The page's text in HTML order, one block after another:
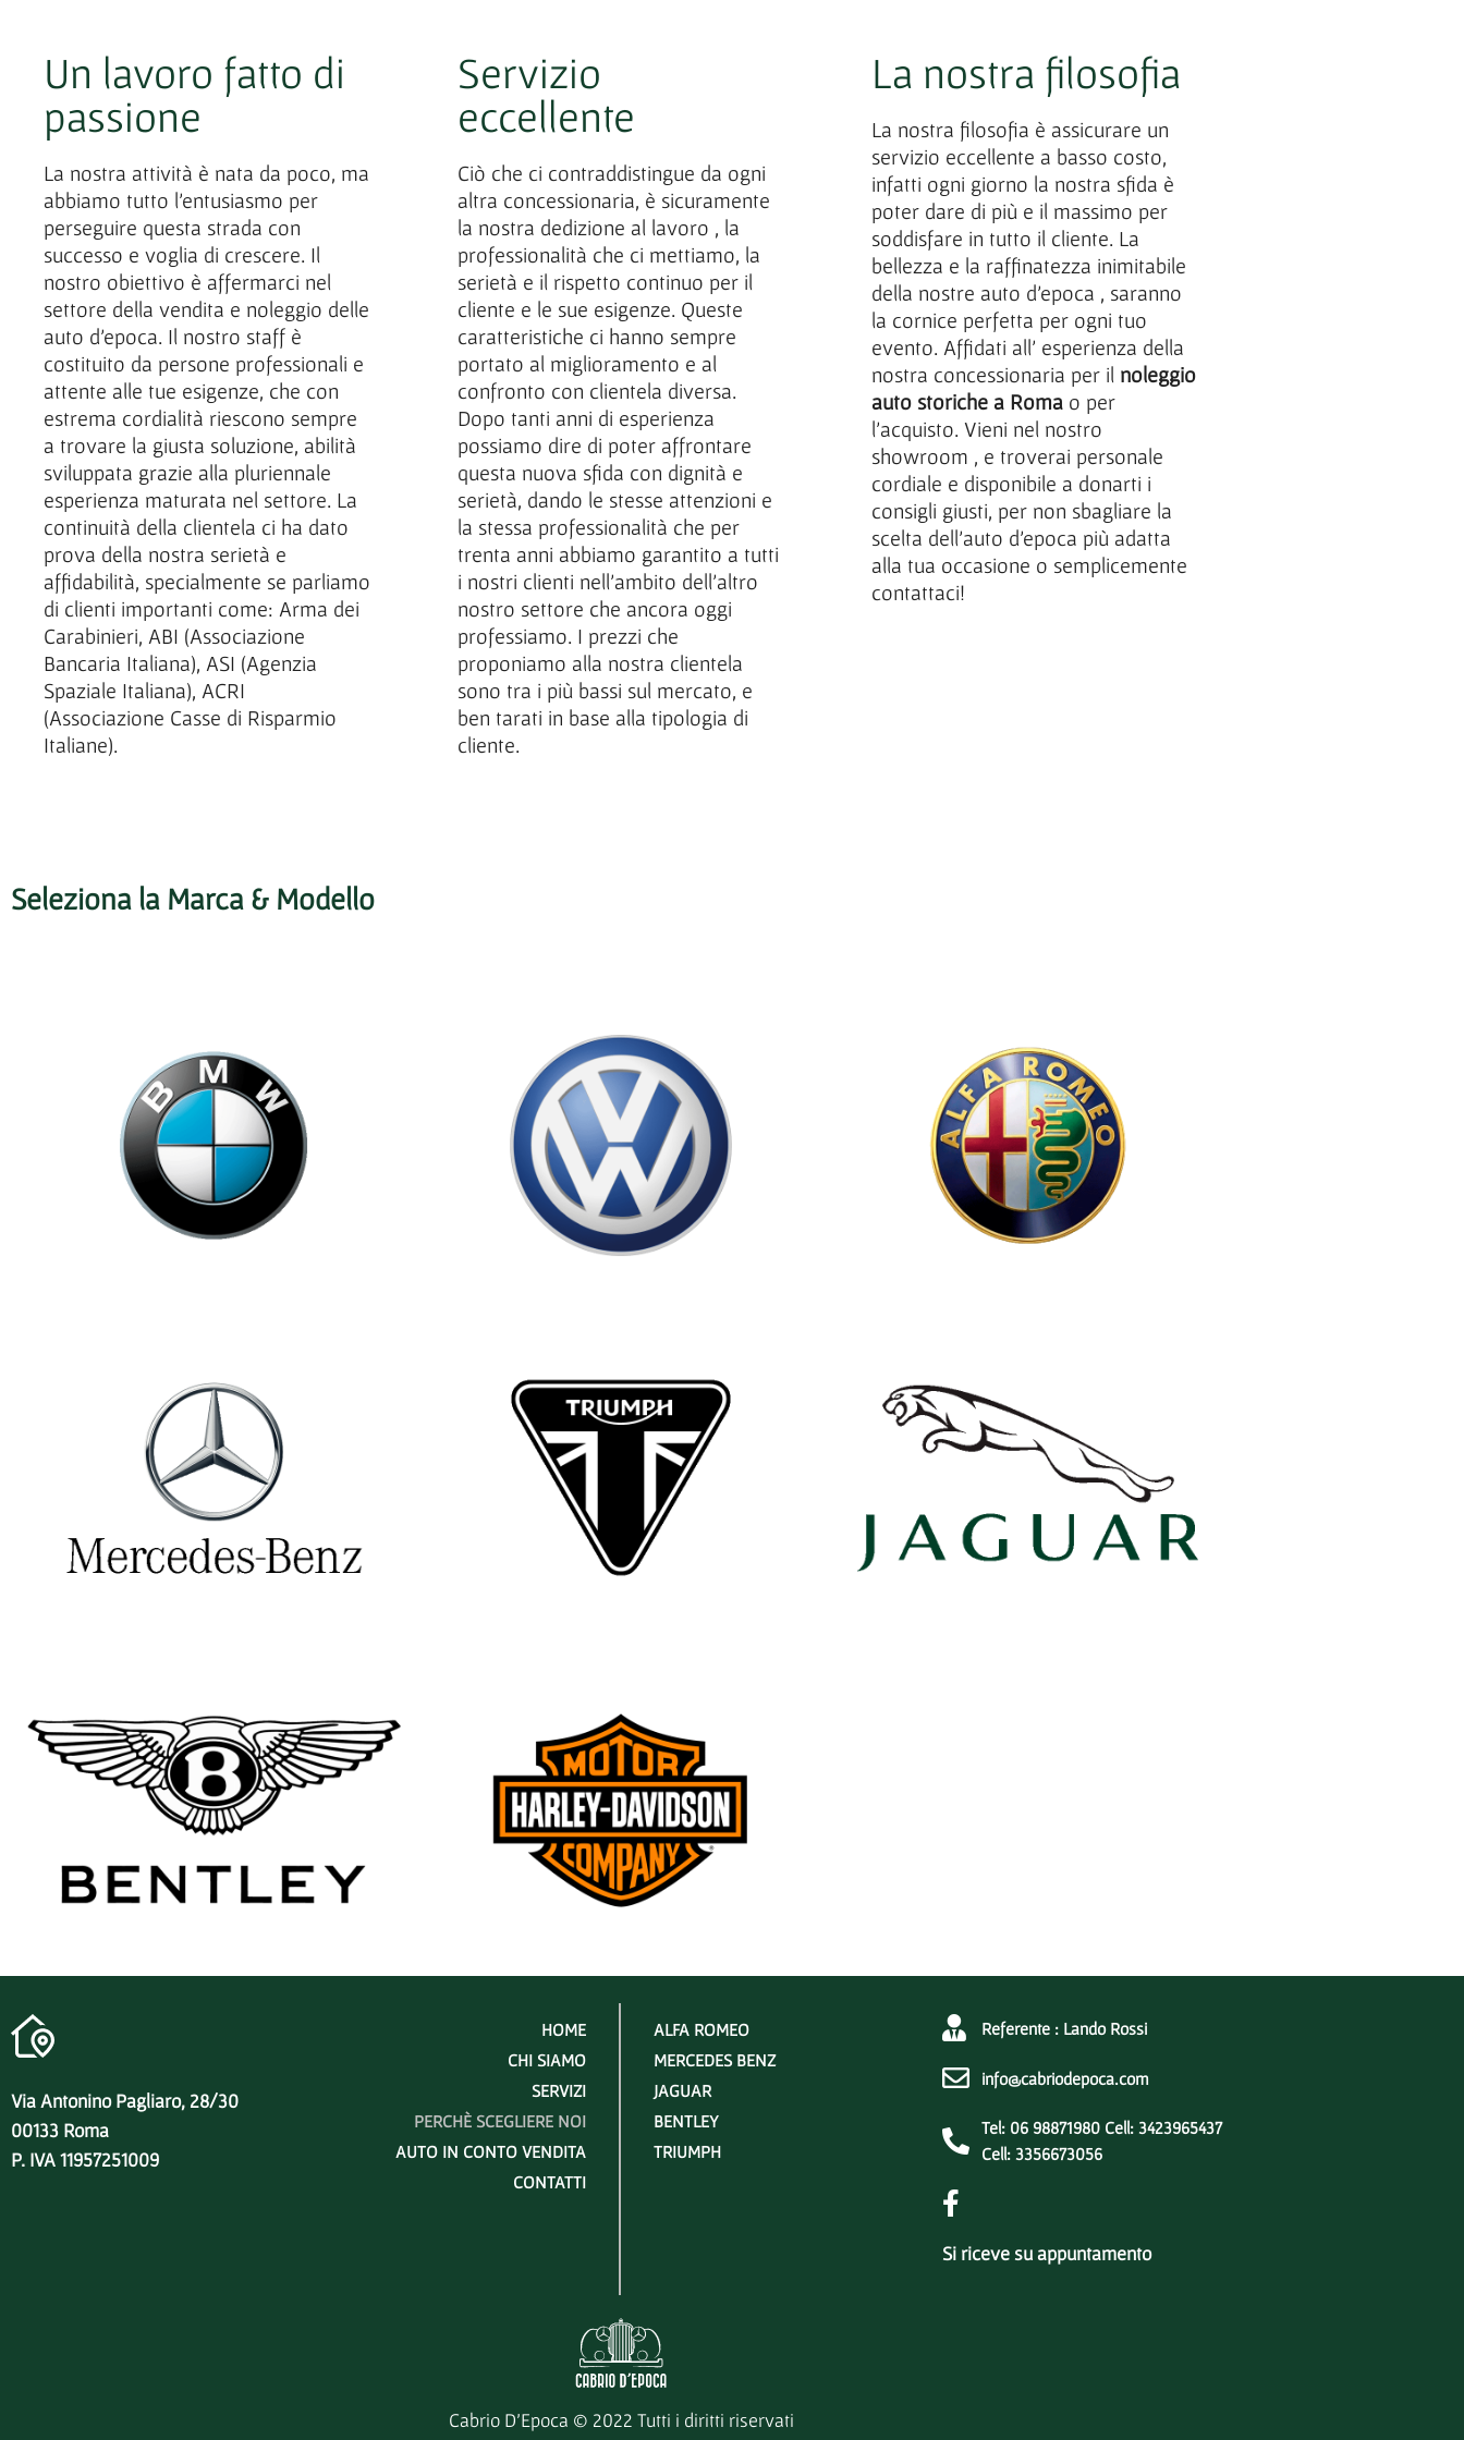
Un lavoro fatto di
passione
La nostra attività è nata da poco, ma
abbiamo tutto l’entusiasmo per
perseguire questa strada con
successo e voglia di crescere. Il
nostro obiettivo è affermarci nel
settore della vendita e noleggio delle
auto d’epoca. Il nostro staff è
costituito da persone professionali e
attente alle tue esigenze, che con
estrema cordialità riescono sempre
a trovare la giusta soluzione, abilità
sviluppata grazie alla pluriennale
esperienza maturata nel settore. La
continuità della clientela ci ha dato
prova della nostra serietà e
affidabilità, specialmente se parliamo
di clienti importanti come: Arma dei
Carabinieri, ABI (Associazione
Bancaria Italiana), ASI (Agenzia
Spaziale Italiana), ACRI
(Associazione Casse di Risparmio
Italiane).
Servizio
eccellente
Ciò che ci contraddistingue da ogni
altra concessionaria, è sicuramente
la nostra dedizione al lavoro , la
professionalità che ci mettiamo, la
serietà e il rispetto continuo per il
cliente e le sue esigenze. Queste
caratteristiche ci hanno sempre
portato al miglioramento e al
confronto con clientela diversa.
Dopo tanti anni di esperienza
possiamo dire di poter affrontare
questa nuova sfida con dignità e
serietà, dando le stesse attenzioni e
la stessa professionalità che per
trenta anni abbiamo garantito a tutti
i nostri clienti nell’ambito dell’altro
nostro settore che ancora oggi
professiamo. I prezzi che
proponiamo alla nostra clientela
sono tra i più bassi sul mercato, e
ben tarati in base alla tipologia di
cliente.
La nostra filosofia
La nostra filosofia è assicurare un
servizio eccellente a basso costo,
infatti ogni giorno la nostra sfida è
poter dare di più e il massimo per
soddisfare in tutto il cliente. La
bellezza e la raffinatezza inimitabile
della nostre auto d’epoca , saranno
la cornice perfetta per ogni tuo
evento. Affidati all’ esperienza della
nostra concessionaria per il noleggio
auto storiche a Romao per
l’acquisto. Vieni nel nostro
showroom , e troverai personale
cordiale e disponibile a donarti i
consigli giusti, per non sbagliare la
scelta dell’auto d’epoca più adatta
alla tua occasione o semplicemente
contattaci!
Seleziona la Marca & Modello
Via Antonino Pagliaro, 28/30
00133 Roma
P. IVA 11957251009
HOME
CHI SIAMO
SERVIZI
PERCHÈ SCEGLIERE NOI
AUTO IN CONTO VENDITA
CONTATTI
ALFA ROMEO
MERCEDES BENZ
JAGUAR
BENTLEY
TRIUMPH
Referente : Lando Rossi
info@cabriodepoca.com
Tel: 06 98871980 Cell: 3423965437
Cell: 3356673056
Si riceve su appuntamento
Cabrio D’Epoca © 2022 Tutti i diritti riservati